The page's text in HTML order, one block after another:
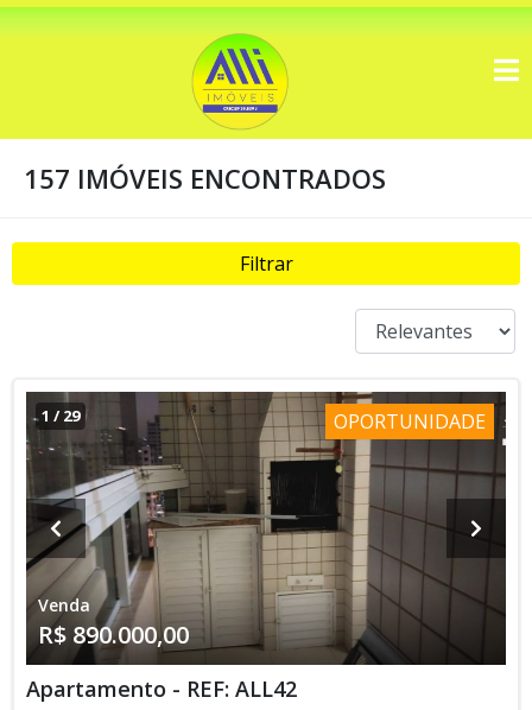
157 IMÓVEIS ENCONTRADOS
Filtrar
1 /29 OPORTUNIDADE
Venda
R$ 890.000,00
Apartamento - REF: ALL42